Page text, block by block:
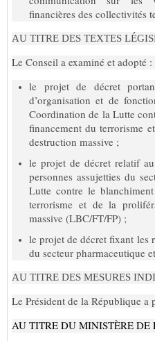
financières des collectivités
AU TITRE DES TEXTES
Le Conseil a examiné et adopté :
le projet de décret
d’organisation et de
Coordination de la Lutte
financement du terrorisme
destruction massive ;
le projet de décret relatif
personnes assujetties du
Lutte contre le
terrorisme et de la
massive (LBC/FT/FP) ;
le projet de décret fixant les
du secteur pharmaceutique
AU TITRE DES MESURES
Le Président de la République a
AU TITRE DU MINISTÈRE DE